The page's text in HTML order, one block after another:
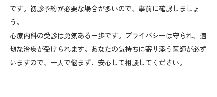
です。初診予約が必要な場合が多いので、事前に確認しましょ
う。
心療内科の受診は勇気ある一歩です。プライバシーは守られ、適
切な治療が受けられます。あなたの気持ちに寄り添う医師が必ず
いますので、一人で悩まず、安心して相談してください。